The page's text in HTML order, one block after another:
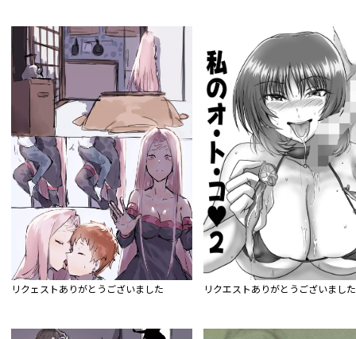
リクェストありがとうございました リクエストありがとうございまし